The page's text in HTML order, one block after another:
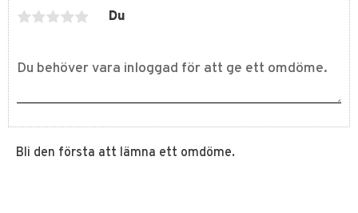
Du
Bli den första att lämna ett omdöme.